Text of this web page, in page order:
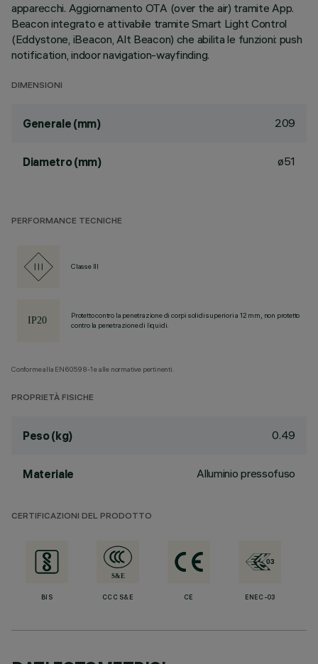
apparecchi. Aggiornamento OTA (over the air) tramite App.
Beacon integrato e attivabile tramite Smart Light Control
(Eddystone, iBeacon, Alt Beacon) che abilita le funzioni: push
notification, indoor navigation-wayfinding.
DIMENSIONI
Generale (mm) 209
Diametro (mm) ø51
PERFORMANCE TECNICHE
Classe III
Protetto contro la penetrazione di corpi solidi superiori a 12 mm, non protetto
contro la penetrazione di liquidi.
Conforme alla EN60598-1 e alle normative pertinenti.
PROPRIETÀ FISICHE
Peso (kg) 0.49
Materiale Alluminio pressofuso
CERTIFICAZIONI DEL PRODOTTO
BIS CCC S&E CE ENEC-03